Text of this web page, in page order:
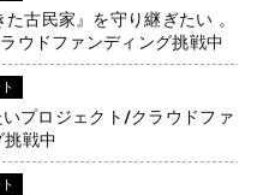
古民家』を守り継ぎたい 。
ウドファンディング挑戦中
いプロジェクト/クラウドファ
挑戦中